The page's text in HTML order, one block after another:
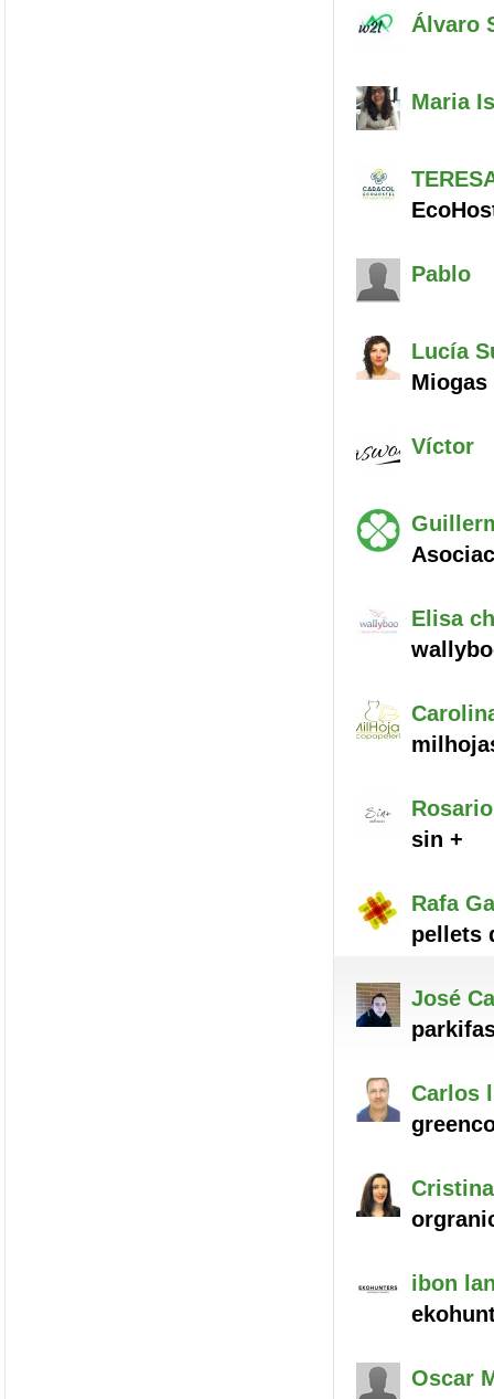
Álvaro
Maria
Pablo
Lucía
Miogas
Víctor
Elisa
Rosario
sin +
Rafa
pellets
José
Carlos
Cristina
ibon
Oscar